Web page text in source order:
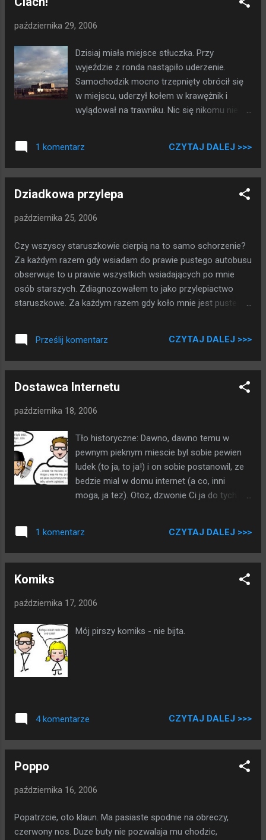
Owszem, adres gdzie to trzeba zrobić jest ogólnie dostępny,
Jedna tylko rzecz jest dziwna. Udajesz się ludku do pokoiku
z kartka na drzwiach informującą że to właśnie tu możesz
zgłosić zdarzenie. Super! W środku stoi biurko, telefon i... No
właśnie, nic więcej. Spodziewałeś się kogosia na krzesełku -
kicha, kogosia nie ma. Okoliczne biurasy nauczone
doświadczeniem każą podnieść słuchawkę telef...
października 29, 2006
Dzisiaj miała miejsce stłuczka. Przy
wyjeździe z ronda nastąpiło uderzenie.
Samochodzik mocno trzepnięty obrócił się
w miejscu, uderzył kołem w krawężnik i
wylądował na trawniku. Nic się nikomu nie
ciekawi mocnych wrażeń mogą obejrzeć
uszkodzenia na poniższych zdjęciach. Może
stłuczkę trzeba obciążyć kierowce
jak podejrzewam poruszał się w sposób
1 komentarz CZYTAJ DALEJ >>>
Dziadkowa przylepa
października 25, 2006
Czy wszyscy staruszkowie cierpią na to samo schorzenie?
Za każdym razem gdy wsiadam do prawie pustego autobusu
obserwuje to u prawie wszystkich wsiadających po mnie
osób starszych. Zdiagnozowałem to jako przylepiactwo
staruszkowe. Za każdym razem gdy koło mnie jest puste
nieswojo i mam wrażenie że służę za piecyk albo inne
grzejące ustrojstwo. W lecie nie działo się to tak często.
będę tulił do studentek. Cmokając sztuczną szczęką i śliniąc
Prześlij komentarz CZYTAJ DALEJ >>>
Dostawca Internetu
października 18, 2006
Tło historyczne: Dawno, dawno temu w
pewnym pieknym miescie byl sobie pewien
ludek (to ja, to ja!) i on sobie postanowil, ze
bedzie mial w domu internet (a co, inni
moga, ja tez). Otoz, dzwonie Ci ja do tych
pewnie sie nie da, ze nie bedzie sygnalu, ze
to za daleko i takie tam. Spoko. Zaslone
koncu przyjechali, pomiezyli, ojej, ale nie
Nastepnym razem jak sie zjawili to mieli
kapowniczek instalatora, jutro mam miec
siec. Mijaja trzy dni, nadal nic nie widac. Kilka
prostych testow i sie okazalo ze jeden z
1 komentarz CZYTAJ DALEJ >>>
Komiks
października 17, 2006
Mój pirszy komiks - nie bijta.
4 komentarze CZYTAJ DALEJ >>>
Poppo
października 16, 2006
Popatrzcie, oto klaun. Ma pasiaste spodnie na obreczy,
czerwony nos. Duze buty nie pozwalaja mu chodzic,